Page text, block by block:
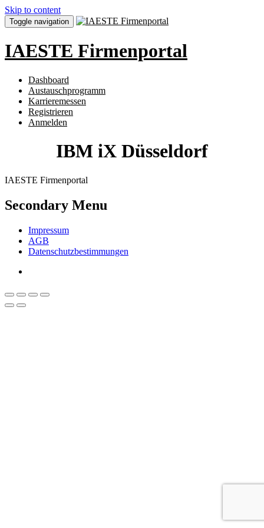
Skip to content
Toggle navigation
IAESTE Firmenportal
Dashboard
Austauschprogramm
Karrieremessen
Registrieren
Anmelden
IBM iX Düsseldorf
IAESTE Firmenportal
Secondary Menu
Impressum
AGB
Datenschutzbestimmungen